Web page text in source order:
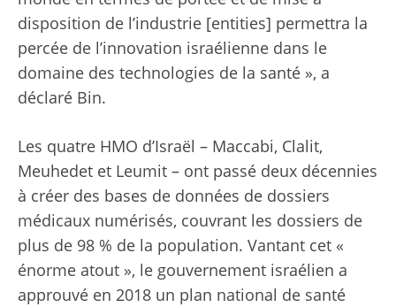
disposition de l’industrie [entities] permettra la
percée de l’innovation israélienne dans le
domaine des technologies de la santé », a
déclaré Bin.
Les quatre HMO d’Israël – Maccabi, Clalit,
Meuhedet et Leumit – ont passé deux décennies
à créer des bases de données de dossiers
médicaux numérisés, couvrant les dossiers de
plus de 98 % de la population. Vantant cet «
énorme atout », le gouvernement israélien a
approuvé en 2018 un plan national de santé